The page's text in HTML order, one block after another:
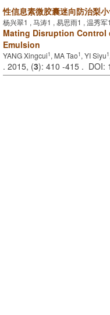
性信息素微胶囊迷向防治梨
杨兴翠1 , 马涛1 , 易思雨1 , 温秀
Mating Disruption Control
Emulsion
YANG Xingcui1 , MA Tao1 , YI Siyu1
. 2015, (3): 410 -415 . DOI: